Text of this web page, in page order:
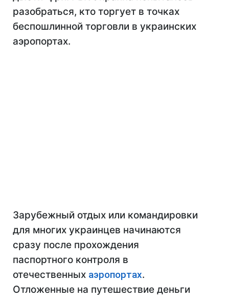
разобраться, кто торгует в точках
беспошлинной торговли в украинских
аэропортах.
Зарубежный отдых или командировки
для многих украинцев начинаются
сразу после прохождения
паспортного контроля в
отечественных аэропортах.
Отложенные на путешествие деньги